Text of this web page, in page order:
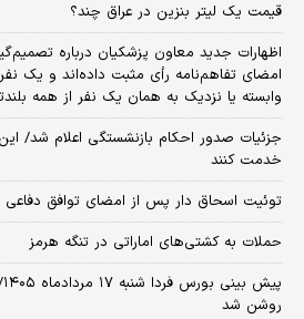
قیمت یک لیتر بنزین در عراق چند؟
امضای تفاهم‌نامه رأی مثبت داده‌اند و یک
وابسته یا نزدیک به همان یک نفر از همه
خدمت کنند
توئیت اسحاق دار پس از امضای توافق دفاعی
حملات به کشتی‌های اماراتی در تنگه هرمز
روشن شد